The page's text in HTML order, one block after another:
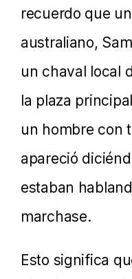
recuerdo que
australiano,
un chaval local
la plaza
un hombre con
apareció
estaban
marchase.
Esto significa